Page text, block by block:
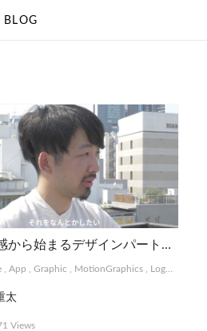
BLOG
Flap | 共感から始まるデザインパートナーシップサービス
App Graphic MotionGraphics Logo, Card
太
Views